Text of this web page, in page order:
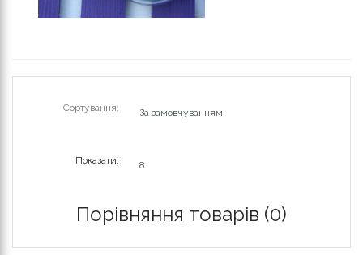
Сортування:
Показати:
Порівняння товарів (0)